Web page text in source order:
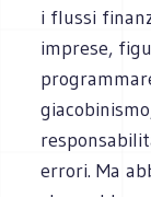
i flussi
imprese,
errori. Ma